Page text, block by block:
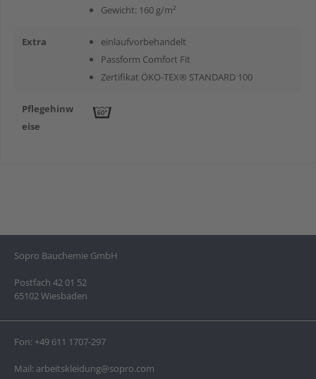
Gewicht: 160 g/m²
Extra
einlaufvorbehandelt
Passform Comfort Fit
Zertifikat ÖKO-TEX® STANDARD 100
Pflegehinw
eise
Sopro Bauchemie GmbH
Postfach 42 01 52
65102 Wiesbaden
Fon: +49 611 1707-297
Mail: arbeitskleidung@sopro.com